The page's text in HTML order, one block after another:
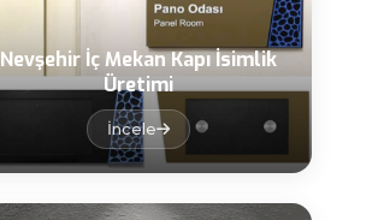
Nevşehir İç Mekan Kapı İsimlik
Üretimi
İncele